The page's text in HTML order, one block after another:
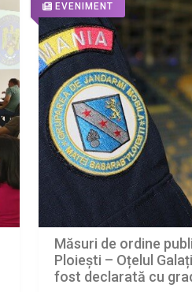
EVENIMENT
Măsuri de ordine
Ploiești – Oțelul
fost declarată cu